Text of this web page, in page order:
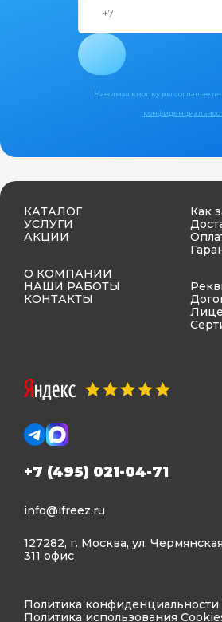
Нажимая кнопку вы
КАТАЛОГ
УСЛУГИ
АКЦИИ
О КОМПАНИИ
НАШИ РАБОТЫ
КОНТАКТЫ
Как
+7 (495) 021-04-71
info@ifreez.ru
127282, г. Москва, ул.
311 офис
Политика конфиденциальности
Политика использования